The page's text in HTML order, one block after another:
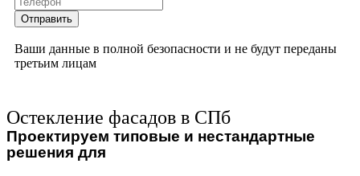
Ваши данные в полной безопасности и не будут переданы
третьим лицам
Остекление фасадов в СПб
Проектируем типовые и нестандартные
решения для